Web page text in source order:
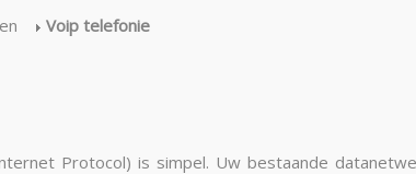
Voip telefonie
Protocol) is simpel. Uw bestaande